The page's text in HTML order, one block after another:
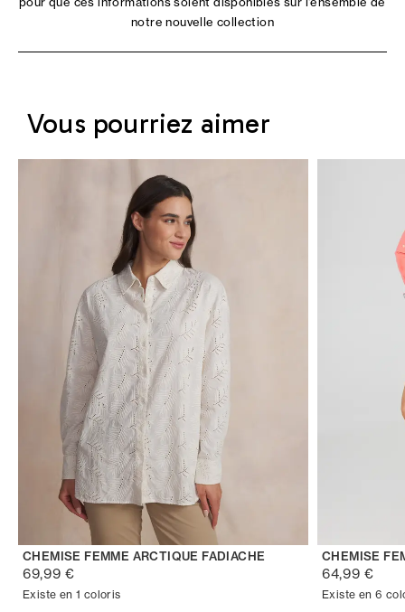
notre nouvelle collection
Vous pourriez aimer
CHEMISE FEMME ARCTIQUE FADIACHE
69,99 €
Existe en 1 coloris
CHEMISE
64,99 €
Existe en 6